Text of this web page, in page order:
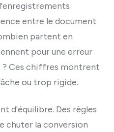
entre le document
partent en
pour une erreur
? Ces chiffres montrent
ou trop rigide.
d'équilibre. Des règles
chuter la conversion